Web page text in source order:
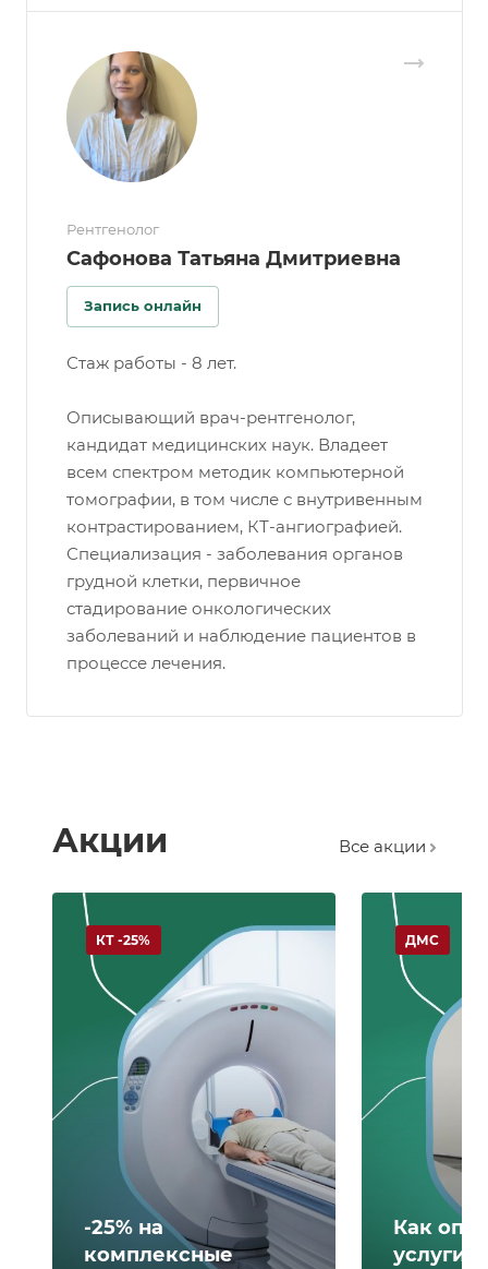
Рентгенолог
Сафонова Татьяна Дмитриевна
Запись онлайн
Стаж работы - 8 лет.
Описывающий врач-рентгенолог,
кандидат медицинских наук. Владеет
всем спектром методик компьютерной
томографии, в том числе с внутривенным
контрастированием, КТ-ангиографией.
Специализация - заболевания органов
грудной клетки, первичное
стадирование онкологических
заболеваний и наблюдение пациентов в
процессе лечения.
Акции Все акции
-25% на
комплексные
КТ -25%
Как
услуги
ДМС